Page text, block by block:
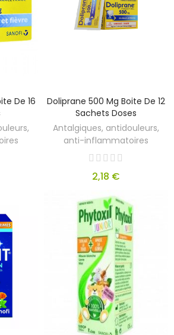
De 16
Doliprane 500 Mg Boite De 12
Sachets Doses
Antalgiques, antidouleurs,
anti-inflammatoires
2,18 €